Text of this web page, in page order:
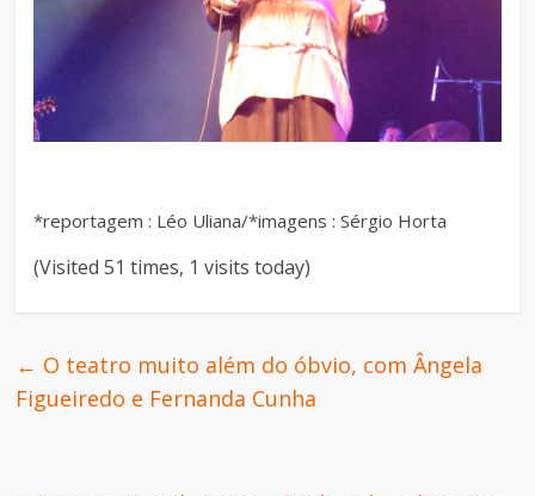
*reportagem : Léo Uliana/*imagens : Sérgio Horta
(Visited 51 times, 1 visits today)
← O teatro muito além do óbvio, com Ângela
Figueiredo e Fernanda Cunha